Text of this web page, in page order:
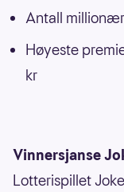
Antall
Høyeste
kr
Vinnersjanse
Lotterispillet